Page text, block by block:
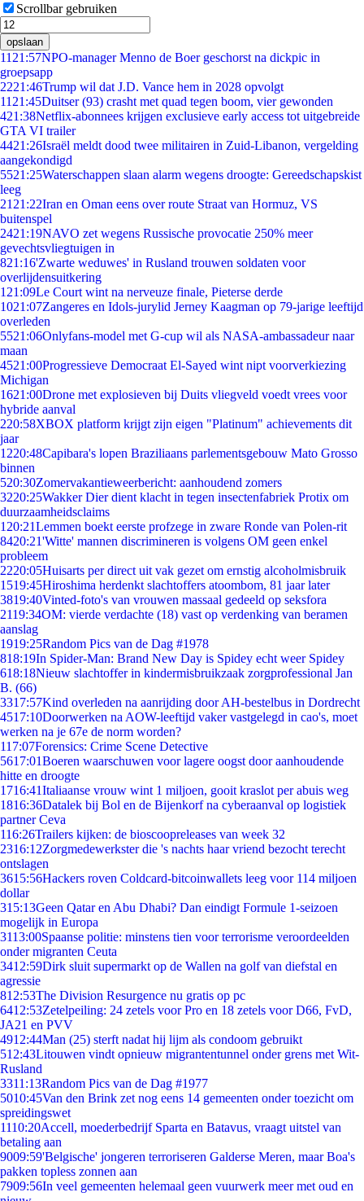
Scrollbar gebruiken
opslaan
11 21:57NPO-manager Menno de Boer geschorst na dickpic in
groepsapp
2221:46Trump wil dat J.D. Vance hem in 2028 opvolgt
11 21:45Duitser (93) crasht met quad tegen boom, vier gewonden
421:38Netflix-abonnees krijgen exclusieve early access tot uitgebreide
GTA VI trailer
4421:26Israël meldt dood twee militairen in Zuid-Libanon, vergelding
aangekondigd
5521:25Waterschappen slaan alarm wegens droogte: Gereedschapskist
leeg
21 21:22Iran en Oman eens over route Straat van Hormuz, VS
buitenspel
2421:19NAVO zet wegens Russische provocatie 250% meer
gevechtsvliegtuigen in
821:16'Zwarte weduwes' in Rusland trouwen soldaten voor
overlijdensuitkering
1 21:09Le Court wint na nerveuze finale, Pieterse derde
1021:07Zangeres en Idols-jurylid Jerney Kaagman op 79-jarige leeftijd
overleden
5521:06Onlyfans-model met G-cup wil als NASA-ambassadeur naar
maan
4521:00Progressieve Democraat El-Sayed wint nipt voorverkiezing
Michigan
1621:00Drone met explosieven bij Duits vliegveld voedt vrees voor
hybride aanval
220:58XBOX platform krijgt zijn eigen "Platinum" achievements dit
jaar
1220:48Capibara's lopen Braziliaans parlementsgebouw Mato Grosso
binnen
520:30Zomervakantieweerbericht: aanhoudend zomers
3220:25Wakker Dier dient klacht in tegen insectenfabriek Protix om
duurzaamheidsclaims
1 20:21Lemmen boekt eerste profzege in zware Ronde van Polen-rit
8420:21'Witte' mannen discrimineren is volgens OM geen enkel
probleem
2220:05Huisarts per direct uit vak gezet om ernstig alcoholmisbruik
1519:45Hiroshima herdenkt slachtoffers atoombom, 81 jaar later
3819:40Vinted-foto's van vrouwen massaal gedeeld op seksfora
2119:34OM: vierde verdachte (18) vast op verdenking van beramen
aanslag
1919:25Random Pics van de Dag #1978
818:19In Spider-Man: Brand New Day is Spidey echt weer Spidey
618:18Nieuw slachtoffer in kindermisbruikzaak zorgprofessional Jan
B. (66)
3317:57Kind overleden na aanrijding door AH-bestelbus in Dordrecht
4517:10Doorwerken na AOW-leeftijd vaker vastgelegd in cao's, moet
werken na je 67e de norm worden?
117:07Forensics: Crime Scene Detective
5617:01Boeren waarschuwen voor lagere oogst door aanhoudende
hitte en droogte
1716:41Italiaanse vrouw wint 1 miljoen, gooit kraslot per abuis weg
1816:36Datalek bij Bol en de Bijenkorf na cyberaanval op logistiek
partner Ceva
116:26Trailers kijken: de bioscoopreleases van week 32
2316:12Zorgmedewerkster die 's nachts haar vriend bezocht terecht
ontslagen
3615:56Hackers roven Coldcard-bitcoinwallets leeg voor 114 miljoen
dollar
315:13Geen Qatar en Abu Dhabi? Dan eindigt Formule 1-seizoen
mogelijk in Europa
3113:00Spaanse politie: minstens tien voor terrorisme veroordeelden
onder migranten Ceuta
3412:59Dirk sluit supermarkt op de Wallen na golf van diefstal en
agressie
812:53The Division Resurgence nu gratis op pc
6412:53Zetelpeiling: 24 zetels voor Pro en 18 zetels voor D66, FvD,
JA21 en PVV
4912:44Man (25) sterft nadat hij lijm als condoom gebruikt
512:43Litouwen vindt opnieuw migrantentunnel onder grens met Wit-
Rusland
3311:13Random Pics van de Dag #1977
5010:45Van den Brink zet nog eens 14 gemeenten onder toezicht om
spreidingswet
1110:20Accell, moederbedrijf Sparta en Batavus, vraagt uitstel van
betaling aan
9009:59'Belgische' jongeren terroriseren Galderse Meren, maar Boa's
pakken topless zonnen aan
7909:56In veel gemeenten helemaal geen vuurwerk meer met oud en